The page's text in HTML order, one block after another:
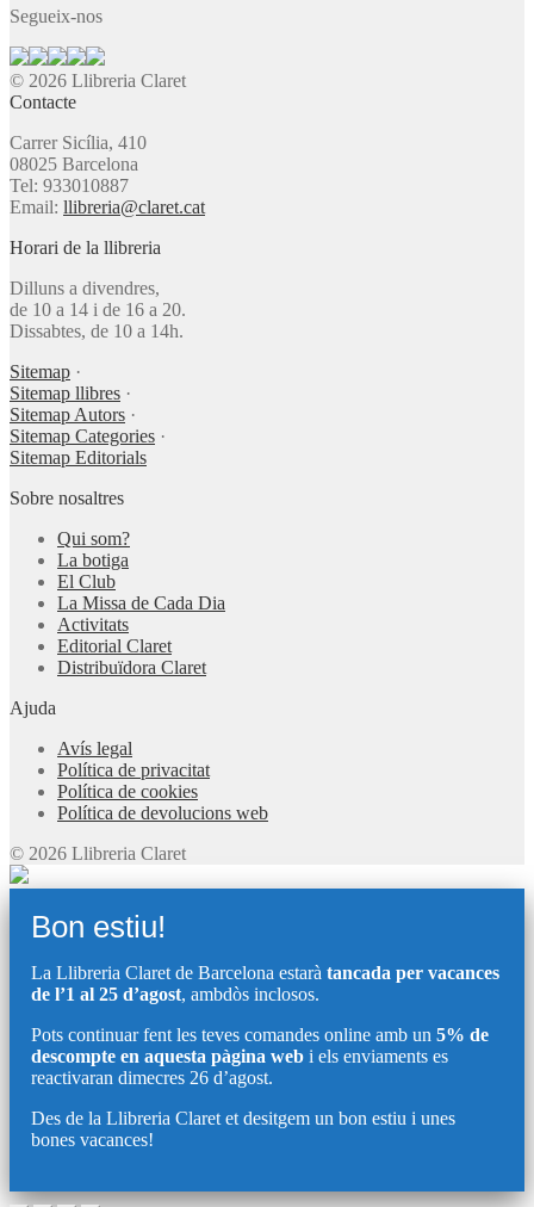
Segueix-nos
© 2026 Llibreria Claret
Contacte
Carrer Sicília, 410
08025 Barcelona
Tel: 933010887
Email: llibreria@claret.cat
Horari de la llibreria
Dilluns a divendres,
de 10 a 14 i de 16 a 20.
Dissabtes, de 10 a 14h.
Sitemap ·
Sitemap llibres ·
Sitemap Autors ·
Sitemap Categories ·
Sitemap Editorials
Sobre nosaltres
Qui som?
La botiga
El Club
La Missa de Cada Dia
Activitats
Editorial Claret
Distribuïdora Claret
Ajuda
Avís legal
Política de privacitat
Política de cookies
Política de devolucions web
© 2026 Llibreria Claret
Bon estiu!
La Llibreria Claret de Barcelona estarà tancada per vacances
de l’1 al 25 d’agost, ambdòs inclosos.
Pots continuar fent les teves comandes online amb un 5% de
descompte en aquesta pàgina web i els enviaments es
reactivaran dimecres 26 d’agost.
Des de la Llibreria Claret et desitgem un bon estiu i unes
bones vacances!